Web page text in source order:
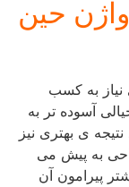
حین
به کسب
آسوده تر به
ی بهتری نیز
به پیش می
آن